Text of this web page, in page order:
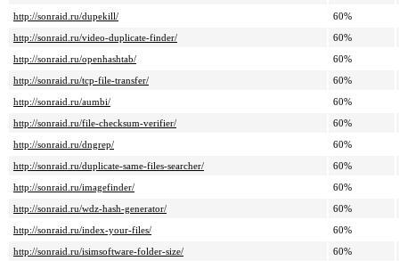
http://sonraid.ru/dupekill/
60%
http://sonraid.ru/video-duplicate-finder/
60%
http://sonraid.ru/openhashtab/
60%
http://sonraid.ru/tcp-file-transfer/
60%
http://sonraid.ru/aumbi/
60%
http://sonraid.ru/file-checksum-verifier/
60%
http://sonraid.ru/dngrep/
60%
http://sonraid.ru/duplicate-same-files-searcher/
60%
http://sonraid.ru/imagefinder/
60%
http://sonraid.ru/wdz-hash-generator/
60%
http://sonraid.ru/index-your-files/
60%
http://sonraid.ru/isimsoftware-folder-size/
60%